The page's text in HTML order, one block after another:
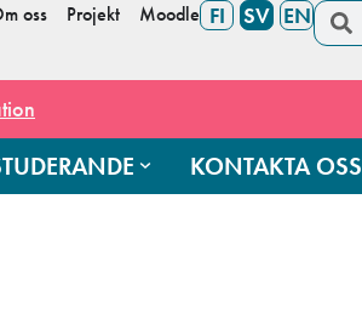
oss Projekt Moodle FI SV EN
KONTAKTA OSS